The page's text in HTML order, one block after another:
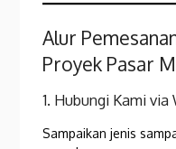
Alur
Proyek Pasar
1. Hubungi Kami via
Sampaikan jenis